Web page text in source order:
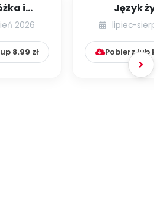
i
2026
8.99 zł
Język
lipiec-
Pobierz lub